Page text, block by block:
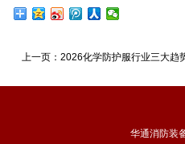
上一页： 2026化学防护服行业三大趋
华通消防装